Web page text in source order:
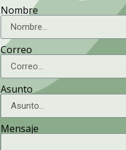
Nombre
Correo
Asunto
Mensaje